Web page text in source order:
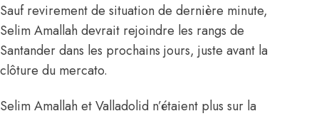
Sauf revirement de situation de dernière minute,
Selim Amallah devrait rejoindre les rangs de
Santander dans les prochains jours, juste avant la
clôture du mercato.
Selim Amallah et Valladolid n’étaient plus sur la